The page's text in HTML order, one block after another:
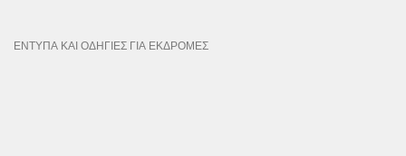
ΕΝΤΥΠΑ ΚΑΙ ΟΔΗΓΙΕΣ ΓΙΑ ΕΚΔΡΟΜΕΣ